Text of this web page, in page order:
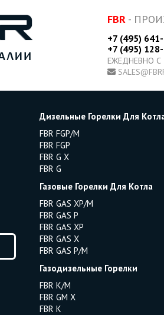
FBR-
+7 (495)
+7 (495)
ЕЖЕДНЕВНО С
Дизельные Горелки Для
FBR FGP/M
FBR FGP
FBR G X
FBR G
Газовые Горелки Для Котла
FBR GAS XP/M
FBR GAS P
FBR GAS XP
FBR GAS X
FBR GAS P/M
Газодизельные Горелки
FBR K/M
FBR GM X
FBR K